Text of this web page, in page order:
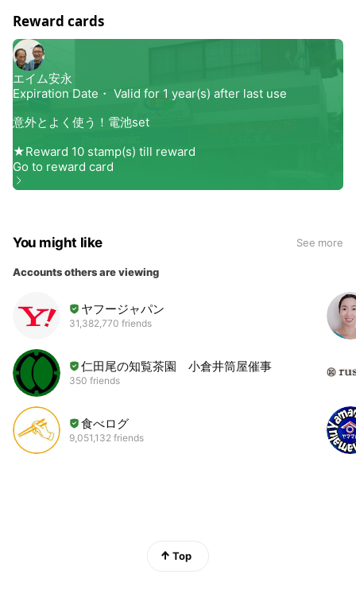
Reward cards
You might like See more
Accounts others are viewing
ヤフージャパン
31,382,770 friends
仁田尾の知覧茶園 小倉井筒屋催事
350 friends
食べログ
9,051,132 friends
Top